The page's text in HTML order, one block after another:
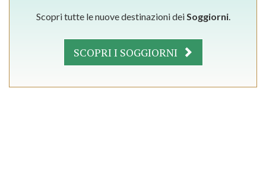
Scopri tutte le nuove destinazioni deiSoggiorni.
SCOPRI I SOGGIORNI